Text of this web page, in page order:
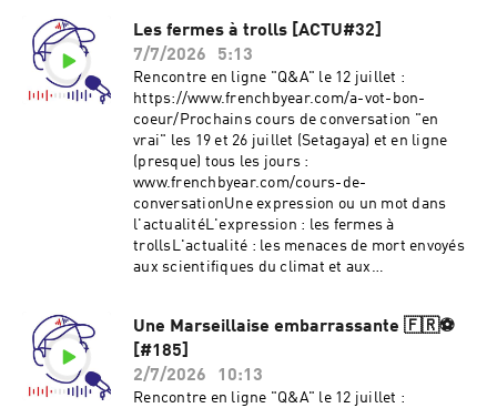
Instagram : @frenchbyear @ultrapieru (日本
語)Hébergé par Ausha. Visitez
ausha.co/politique-de-confidentialite pour plus
d'informations.
Les fermes à trolls [ACTU#32]
7/7/2026
5:13
Rencontre en ligne "Q&A" le 12 juillet :
https://www.frenchbyear.com/a-vot-bon-
coeur/Prochains cours de conversation "en
vrai" les 19 et 26 juillet (Setagaya) et en ligne
(presque) tous les jours :
www.frenchbyear.com/cours-de-
conversationUne expression ou un mot dans
l'actualitéL'expression : les fermes à
trollsL'actualité : les menaces de mort envoyés
aux scientifiques du climat et aux
/?igsh=MXhhdjcyamkzNWF5Mw==À votre bon ❤️
: https://www.frenchbyear.com/a-vot-bon-
coeur/Ma newsletter :
www.frenchbyear.com/newsletterMon
Une Marseillaise embarrassante 🇫🇷⚽
[#185]
2/7/2026
10:13
Rencontre en ligne "Q&A" le 12 juillet :